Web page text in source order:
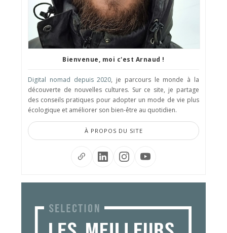
Bienvenue, moi c'est Arnaud !
Digital nomad depuis 2020, je parcours le monde à la
découverte de nouvelles cultures. Sur ce site, je partage
des conseils pratiques pour adopter un mode de vie plus
écologique et améliorer son bien-être au quotidien.
À PROPOS DU SITE